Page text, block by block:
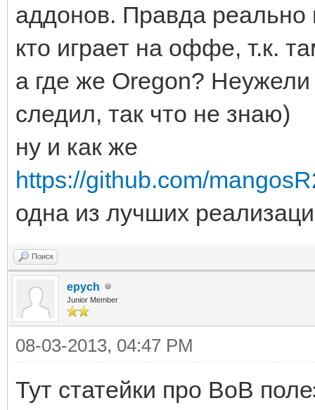
аддонов. Правда реально
кто играет на оффе, т.к.
а где же Oregon?
следил, так что не знаю)
ну и как же
https://github.com/
одна из лучших
Поиск
epych
Junior Member
08-03-2013, 04:47 PM
Тут статейки про ВоВ